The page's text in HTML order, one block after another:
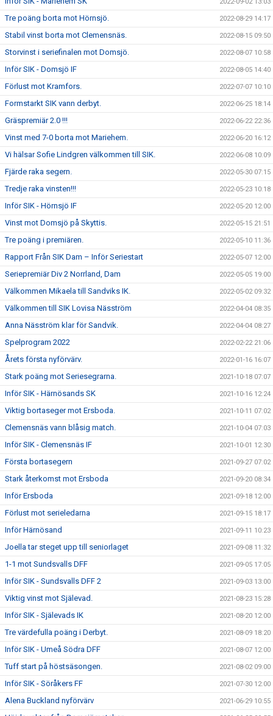
Tre poäng borta mot Hörnsjö. 2022-08-29 14:17
Stabil vinst borta mot Clemensnäs. 2022-08-15 09:50
Storvinst i seriefinalen mot Domsjö. 2022-08-07 10:58
Inför SIK - Domsjö IF 2022-08-05 14:40
Förlust mot Kramfors. 2022-07-07 10:10
Formstarkt SIK vann derbyt. 2022-06-25 18:14
Gräspremiär 2.0 !!! 2022-06-22 22:36
Vinst med 7-0 borta mot Mariehem. 2022-06-20 16:12
Vi hälsar Sofie Lindgren välkommen till SIK. 2022-06-08 10:09
Fjärde raka segern. 2022-05-30 07:15
Tredje raka vinsten!!! 2022-05-23 10:18
Inför SIK - Hörnsjö IF 2022-05-20 12:00
Vinst mot Domsjö på Skyttis. 2022-05-15 21:51
Tre poäng i premiären. 2022-05-10 11:36
Rapport Från SIK Dam – Inför Seriestart 2022-05-07 12:00
Seriepremiär Div 2 Norrland, Dam 2022-05-05 19:00
Välkommen Mikaela till Sandviks IK. 2022-05-02 09:32
Välkommen till SIK Lovisa Näsström 2022-04-04 08:35
Anna Näsström klar för Sandvik. 2022-04-04 08:27
Spelprogram 2022 2022-02-22 21:06
Årets första nyförvärv. 2022-01-16 16:07
Stark poäng mot Seriesegrarna. 2021-10-18 07:07
Inför SIK - Härnösands SK 2021-10-16 12:24
Viktig bortaseger mot Ersboda. 2021-10-11 07:02
Clemensnäs vann blåsig match. 2021-10-04 07:03
Inför SIK - Clemensnäs IF 2021-10-01 12:30
Första bortasegern 2021-09-27 07:02
Stark återkomst mot Ersboda 2021-09-20 08:34
Inför Ersboda 2021-09-18 12:00
Förlust mot serieledarna 2021-09-15 18:17
Inför Härnösand 2021-09-11 10:23
Joella tar steget upp till seniorlaget 2021-09-08 11:32
1-1 mot Sundsvalls DFF 2021-09-05 17:05
Inför SIK - Sundsvalls DFF 2 2021-09-03 13:00
Viktig vinst mot Själevad. 2021-08-23 15:28
Inför SIK - Själevads IK 2021-08-20 12:00
Tre värdefulla poäng i Derbyt. 2021-08-09 18:20
Inför SIK - Umeå Södra DFF 2021-08-07 12:00
Tuff start på höstsäsongen. 2021-08-02 09:00
Inför SIK - Söråkers FF 2021-07-30 12:00
Alena Buckland nyförvärv 2021-06-29 10:55